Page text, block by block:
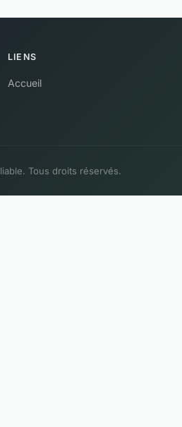
LIENS
Accueil
Tous droits réservés.